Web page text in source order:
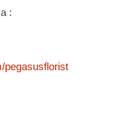
:
pegasusflorist